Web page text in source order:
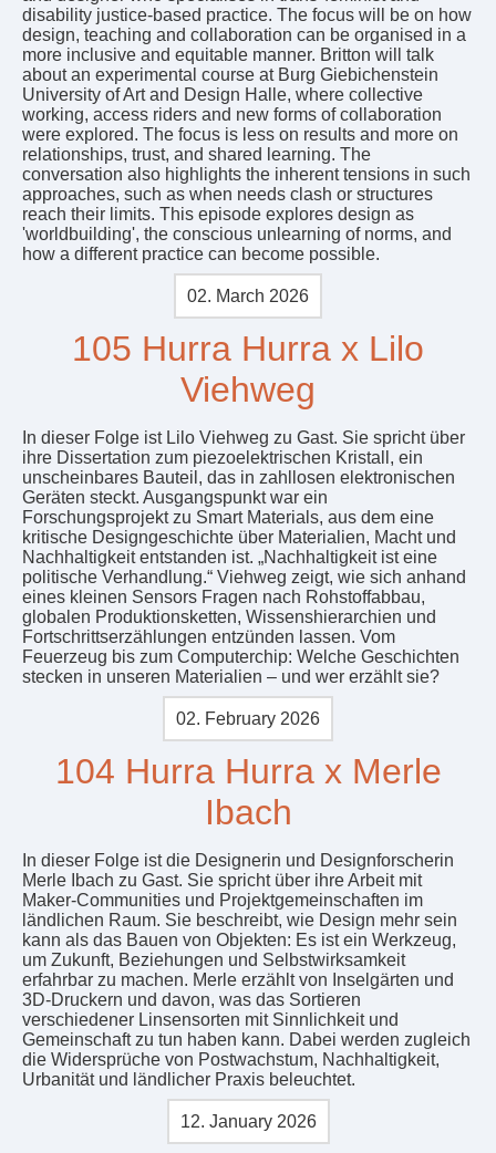
disability justice-based practice. The focus will be on how
design, teaching and collaboration can be organised in a
more inclusive and equitable manner. Britton will talk
about an experimental course at Burg Giebichenstein
University of Art and Design Halle, where collective
working, access riders and new forms of collaboration
were explored. The focus is less on results and more on
relationships, trust, and shared learning. The
conversation also highlights the inherent tensions in such
approaches, such as when needs clash or structures
reach their limits. This episode explores design as
'worldbuilding', the conscious unlearning of norms, and
how a different practice can become possible.
02. March 2026
105 Hurra Hurra x Lilo
Viehweg
In dieser Folge ist Lilo Viehweg zu Gast. Sie spricht über
ihre Dissertation zum piezoelektrischen Kristall, ein
unscheinbares Bauteil, das in zahllosen elektronischen
Geräten steckt. Ausgangspunkt war ein
Forschungsprojekt zu Smart Materials, aus dem eine
kritische Designgeschichte über Materialien, Macht und
Nachhaltigkeit entstanden ist. „Nachhaltigkeit ist eine
politische Verhandlung.“ Viehweg zeigt, wie sich anhand
eines kleinen Sensors Fragen nach Rohstoffabbau,
globalen Produktionsketten, Wissenshierarchien und
Fortschrittserzählungen entzünden lassen. Vom
Feuerzeug bis zum Computerchip: Welche Geschichten
stecken in unseren Materialien – und wer erzählt sie?
02. February 2026
104 Hurra Hurra x Merle
Ibach
In dieser Folge ist die Designerin und Designforscherin
Merle Ibach zu Gast. Sie spricht über ihre Arbeit mit
Maker-Communities und Projektgemeinschaften im
ländlichen Raum. Sie beschreibt, wie Design mehr sein
kann als das Bauen von Objekten: Es ist ein Werkzeug,
um Zukunft, Beziehungen und Selbstwirksamkeit
erfahrbar zu machen. Merle erzählt von Inselgärten und
3D-Druckern und davon, was das Sortieren
verschiedener Linsensorten mit Sinnlichkeit und
Gemeinschaft zu tun haben kann. Dabei werden zugleich
die Widersprüche von Postwachstum, Nachhaltigkeit,
Urbanität und ländlicher Praxis beleuchtet.
12. January 2026